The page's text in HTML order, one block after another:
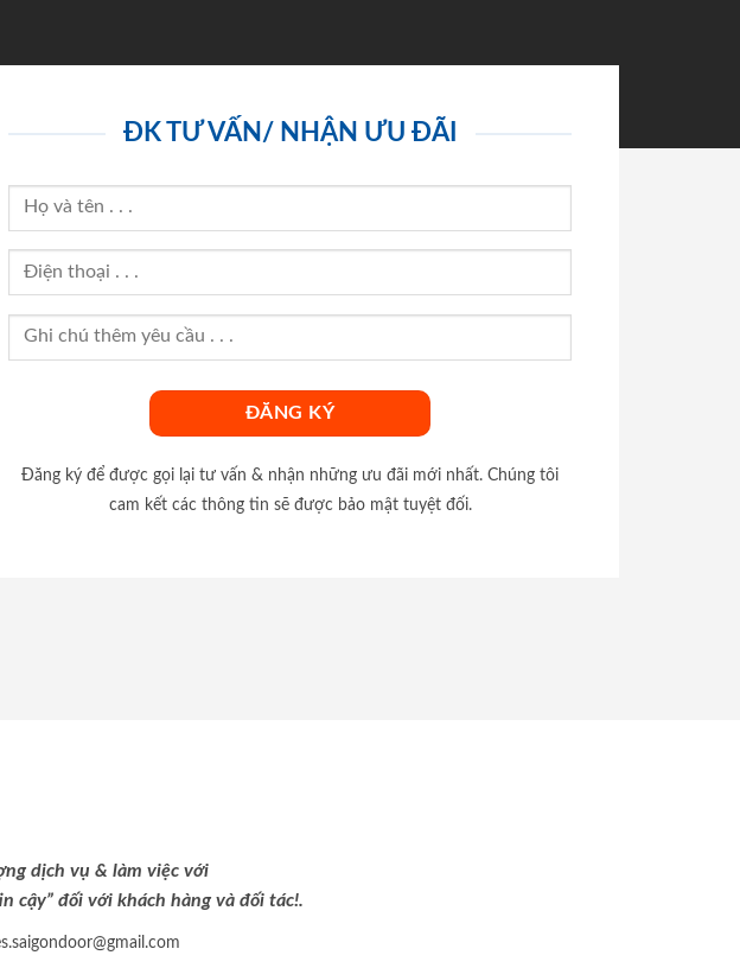
ĐK TƯ VẤN/ NHẬN ƯU ĐÃI
Đăng ký để được gọi lại tư vấn & nhận những ưu đãi mới nhất. Chúng tôi
cam kết các thông tin sẽ được bảo mật tuyệt đối.
dịch vụ & làm việc với
cậy” đối với khách hàng và đối tác!.